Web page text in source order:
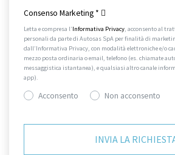
Consenso Marketing *
Letta e compresa l’Informativa Privacy, acconsento al
personali da parte di Autosas SpA per finalità di
dall’Informativa Privacy, con modalità elettroniche e/o
mezzo posta ordinaria o email, telefono (es. chiamate
messaggistica istantanea), e qualsiasi altro canale
app).
Acconsento Non acconsento